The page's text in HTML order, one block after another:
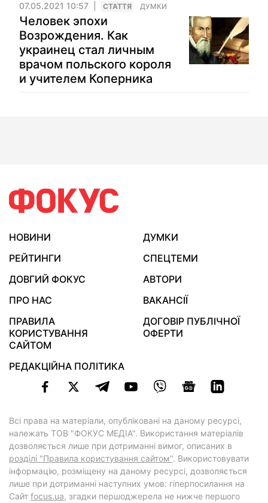
07.05.2021 10:57 СТАТТЯ ДУМКИ
Человек эпохи
Возрождения. Как
украинец стал личным
врачом польского короля
и учителем Коперника
НОВИНИ
ДУМКИ
РЕЙТИНГИ
СПЕЦТЕМИ
ДОВГИЙ ФОКУС
АВТОРИ
ПРО НАС
ВАКАНСІЇ
ПРАВИЛА
КОРИСТУВАННЯ
САЙТОМ
ДОГОВІР ПУБЛІЧНОЇ
ОФЕРТИ
РЕДАКЦІЙНА ПОЛІТИКА
Всі права на матеріали, опубліковані на даному ресурсі,
належать ТОВ "ФОКУС МЕДІА". Використання матеріалів
дозволяється лише при дотриманні вимог, описаних в
розділі "Правила користування сайтом". Використовувати
інформацію, розміщену на даному ресурсі, дозволяється
лише при дотриманні наступних умов: гіперпосилання на
Cайт focus.ua, згадки першоджерела не нижче першого